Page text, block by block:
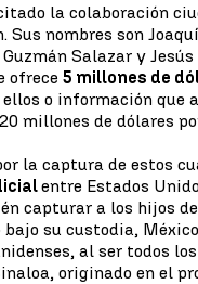
la colaboración
Sus nombres son
Salazar y
ofrece5 millones de
o información que
millones de dólares
la captura de estos
entre Estados
capturar a los hijos
bajo su custodia,
al ser todos
originado en el